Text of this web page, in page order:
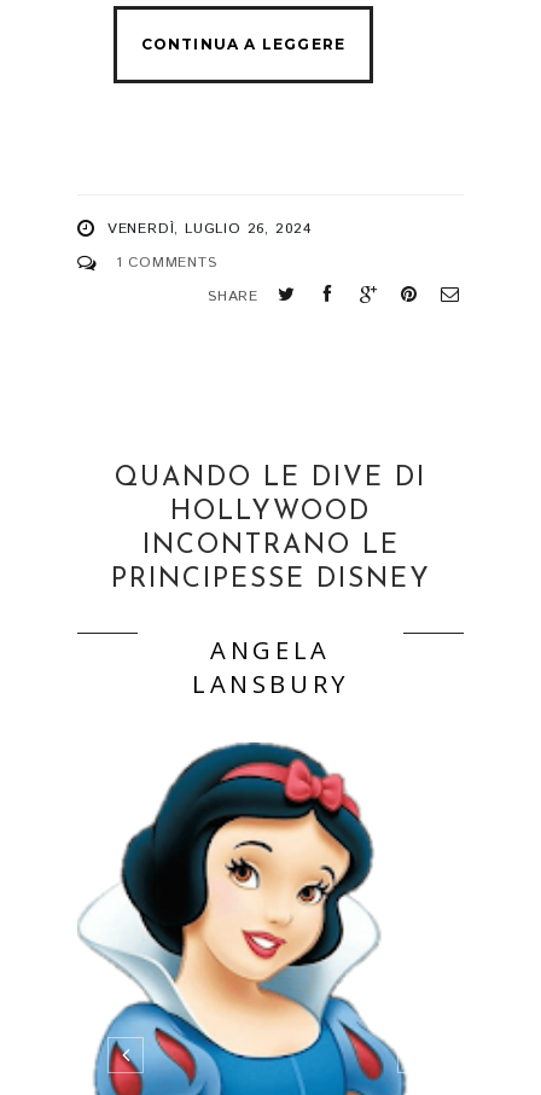
VENERDÌ, LUGLIO 26, 2024
1 COMMENTS
SHARE
QUANDO LE DIVE DI
HOLLYWOOD
INCONTRANO LE
PRINCIPESSE DISNEY
ANGELA
LANSBURY